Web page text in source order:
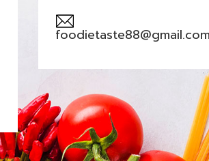
foodietaste88@gmail.com